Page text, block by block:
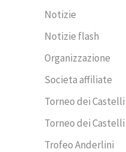
Notizie
Notizie flash
Organizzazione
Societa affiliate
Torneo dei Castelli
Torneo dei Castelli
Trofeo Anderlini